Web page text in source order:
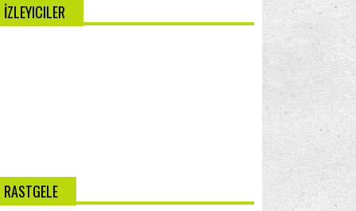
İZLEYICILER
RASTGELE